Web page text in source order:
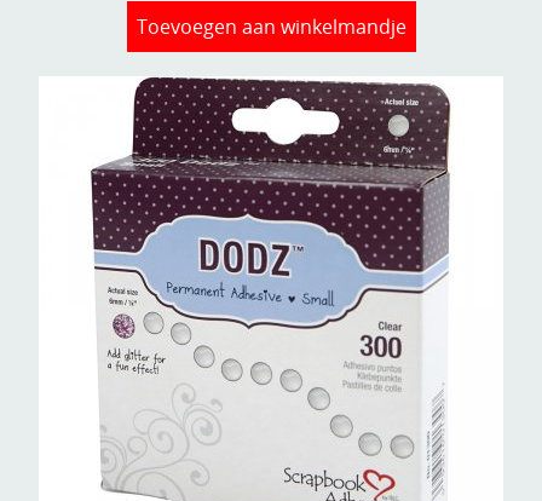
Toevoegen aan winkelmandje